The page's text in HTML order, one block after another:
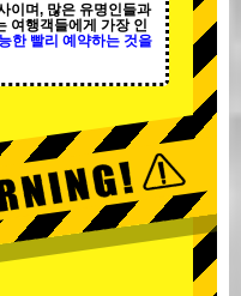
이며, 많은 유명인들과
여행객들에게 가장 인
한 빨리 예약하는 것을